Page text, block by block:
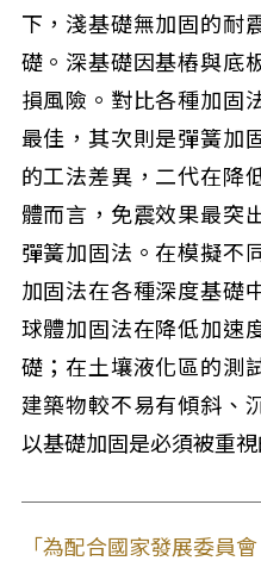
下，淺基礎無加固的耐
礎。深基礎因基樁與底
損風險。對比各種加固
最佳，其次則是彈簧加
的工法差異，二代在降
體而言，免震效果最突
彈簧加固法。在模擬不
加固法在各種深度基礎
球體加固法在降低加速
礎；在土壤液化區的測
建築物較不易有傾斜、
以基礎加固是必須被重視
「為配合國家發展委員